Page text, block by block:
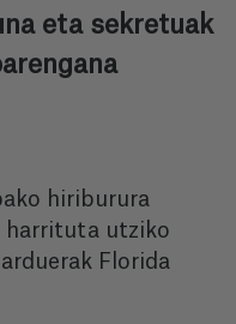
eta sekretuak
hiriburura
harrituta utziko
Florida